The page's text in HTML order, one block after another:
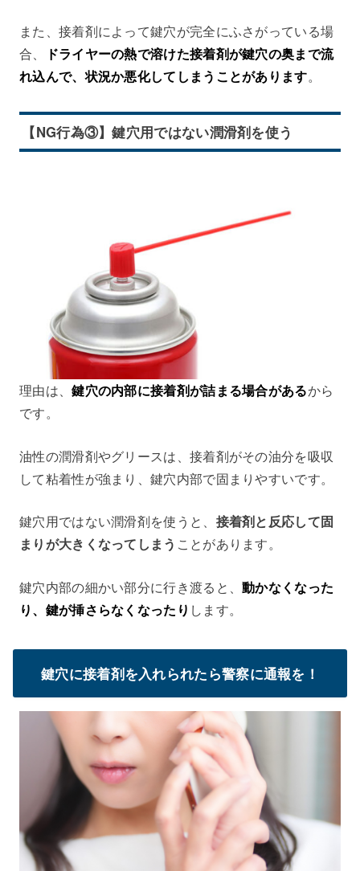
また、接着剤によって鍵穴が完全にふさがっている場
合、
ドライヤーの熱で溶けた接着剤が鍵穴の奥まで流
れ込んで、状況か悪化してしまうことがあります。
【NG行為③】鍵穴用ではない潤滑剤を使う
理由は、鍵穴の内部に接着剤が詰まる場合があるから
です。
油性の潤滑剤やグリースは、接着剤がその油分を吸収
して粘着性が強まり、鍵穴内部で固まりやすいです。
鍵穴用ではない潤滑剤を使うと、 接着剤と反応して固
まりが大きくなってしまう ことがあります。
鍵穴内部の細かい部分に行き渡ると、動かなくなった
り、鍵が挿さらなくなったり します。
鍵穴に接着剤を入れられたら警察に通報を！